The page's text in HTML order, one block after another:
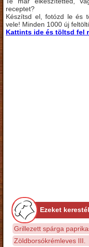
receptet?
Készítsd el, fotózd le és
vele! Minden 1000 új
Kattints ide és töltsd fel
Ezeket
Grillezett spárga
Zöldborsókrémleves III.